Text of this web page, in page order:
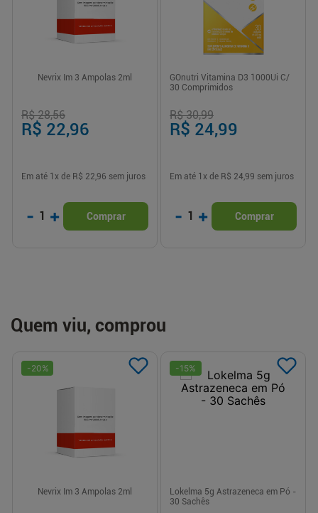
Nevrix Im 3 Ampolas 2ml
R$ 28,56
R$ 22,96
Em até 1 x de R$ 22,96 sem juros
- 1 + Comprar
GOnutri Vitamina D3 1000Ui C/
30 Comprimidos
R$ 30,99
R$ 24,99
Em até 1 x de R$ 24,99 sem juros
- 1 + Comprar
Quem viu, comprou
-20%
Nevrix Im 3 Ampolas 2ml
-15%
Lokelma 5g Astrazeneca em Pó -
30 Sachês